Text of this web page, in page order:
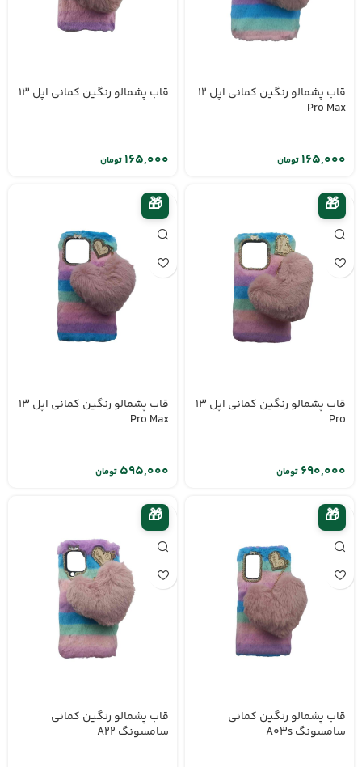
قاب پشمالو رنگین کمانی اپل 12
Pro Max
تومان
قاب پشمالو رنگین کمانی اپل 13
تومان
🎁
قاب پشمالو رنگین کمانی اپل 13
Pro
تومان
🎁
قاب پشمالو رنگین کمانی اپل 13
Pro Max
تومان
🎁
قاب پشمالو رنگین کمانی
سامسونگ A03s
🎁
قاب پشمالو رنگین کمانی
سامسونگ A22